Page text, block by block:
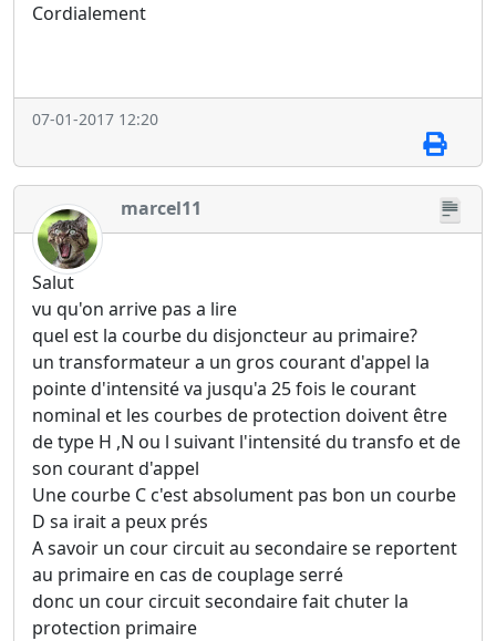
Cordialement
07-01-2017 12:20
marcel11
Salut
vu qu'on arrive pas a lire
quel est la courbe du disjoncteur au primaire?
un transformateur a un gros courant d'appel la
pointe d'intensité va jusqu'a 25 fois le courant
nominal et les courbes de protection doivent être
de type H ,N ou l suivant l'intensité du transfo et de
son courant d'appel
Une courbe C c'est absolument pas bon un courbe
D sa irait a peux prés
A savoir un cour circuit au secondaire se reportent
au primaire en cas de couplage serré
donc un cour circuit secondaire fait chuter la
protection primaire